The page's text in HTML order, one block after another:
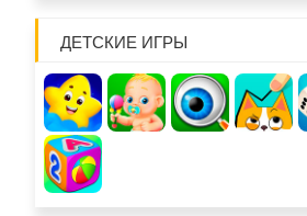
ДЕТСКИЕ ИГРЫ